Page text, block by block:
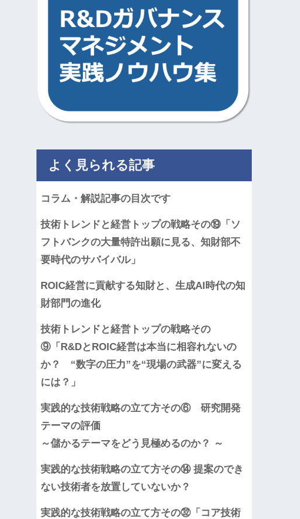
よく見られる記事
コラム・解説記事の目次です
技術トレンドと経営トップの戦略その⑲「ソ
フトバンクの大量特許出願に見る、知財部不
要時代のサバイバル」
ROIC経営に貢献する知財と、生成AI時代の知
財部門の進化
技術トレンドと経営トップの戦略その
⑨「R&DとROIC経営は本当に相容れないの
か？ “数字の圧力”を“現場の武器”に変える
には？」
実践的な技術戦略の立て方その⑥ 研究開発
テーマの評価
～儲かるテーマをどう見極めるのか？ ～
実践的な技術戦略の立て方その⑭ 提案のでき
ない技術者を放置していないか？
実践的な技術戦略の立て方その㉜「コア技術